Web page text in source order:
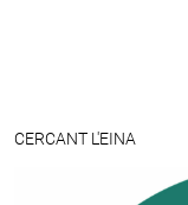
CERCANT L'EINA